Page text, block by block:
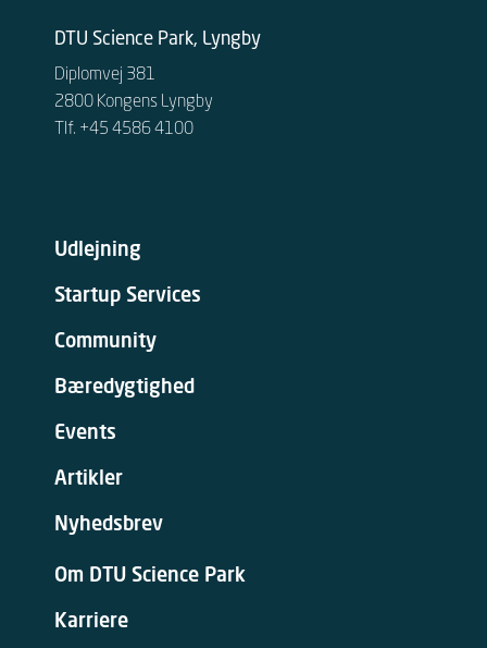
DTU Science Park, Lyngby
Diplomvej 381
2800 Kongens Lyngby
Tlf. +45 4586 4100
Udlejning
Startup Services
Community
Bæredygtighed
Events
Artikler
Nyhedsbrev
Om DTU Science Park
Karriere